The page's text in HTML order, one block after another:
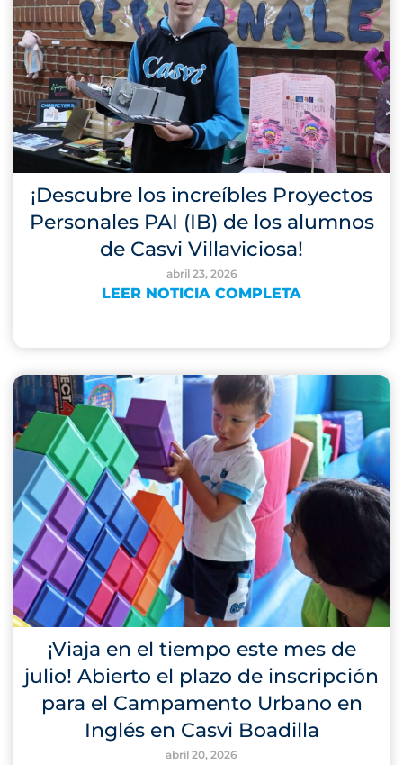
¡Descubre los increíbles Proyectos
Personales PAI (IB) de los alumnos
de Casvi Villaviciosa!
abril 23, 2026
LEER NOTICIA COMPLETA
¡Viaja en el tiempo este mes de
julio! Abierto el plazo de inscripción
para el Campamento Urbano en
Inglés en Casvi Boadilla
abril 20, 2026